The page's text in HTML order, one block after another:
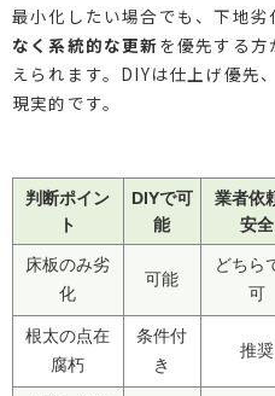
最小化したい場合でも、下地劣
なく系統的な更新を優先する
えられます。DIYは仕上げ優先
現実的です。
判断ポイン
ト
DIYで可
能
業者依
安全
床板のみ劣
化
可能
どちら
可
根太の点在
腐朽
条件付
き
推奨